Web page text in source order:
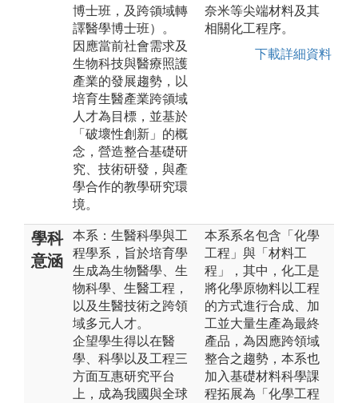
博士班，及跨領域轉
譯醫學博士班）。
因應當前社會需求及
生物科技與醫療照護
產業的發展趨勢，以
培育生醫產業跨領域
人才為目標，並基於
「破壞性創新」的概
念，營造整合基礎研
究、技術研發，與產
學合作的教學研究環
境。
奈米等尖端材料及其
相關化工程序。
下載詳細資料
學科
意涵
本系：生醫科學與工
程學系，旨於培育學
生成為生物醫學、生
物科學、生醫工程，
以及生醫技術之跨領
域多元人才。
企望學生得以在醫
學、科學以及工程三
方面互惠研究平台
上，成為我國與全球
本系系名包含「化學
工程」與「材料工
程」，其中，化工是
將化學原物料以工程
的方式進行合成、加
工並大量生產為最終
產品，為因應跨領域
整合之趨勢，本系也
加入基礎材料科學課
程拓展為「化學工程